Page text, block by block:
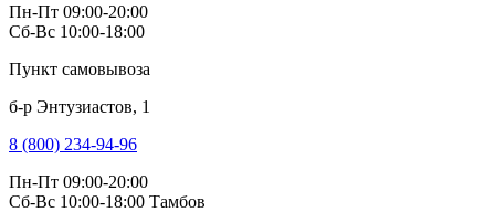
Пн-Пт 09:00-20:00
Сб-Вс 10:00-18:00
Пункт самовывоза
б-р Энтузиастов, 1
8 (800) 234-94-96
Пн-Пт 09:00-20:00
Сб-Вс 10:00-18:00 Тамбов